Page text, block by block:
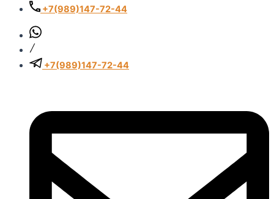
+7(989)147-72-44
+7(989)147-72-44